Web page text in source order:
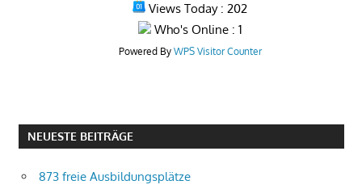
Views Today : 202
Who's Online : 1
Powered By WPS Visitor Counter
NEUESTE BEITRÄGE
873 freie Ausbildungsplätze